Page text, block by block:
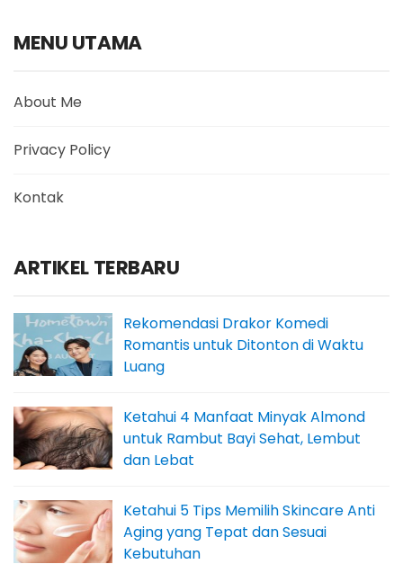
MENU UTAMA
About Me
Privacy Policy
Kontak
ARTIKEL TERBARU
Rekomendasi Drakor Komedi
Romantis untuk Ditonton di Waktu
Luang
Ketahui 4 Manfaat Minyak Almond
untuk Rambut Bayi Sehat, Lembut
dan Lebat
Ketahui 5 Tips Memilih Skincare Anti
Aging yang Tepat dan Sesuai
Kebutuhan